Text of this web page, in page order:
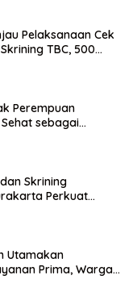
Pelaksanaan Cek
TBC, 500
Perempuan
sebagai
Skrining
Perkuat
Utamakan
Prima, Warga